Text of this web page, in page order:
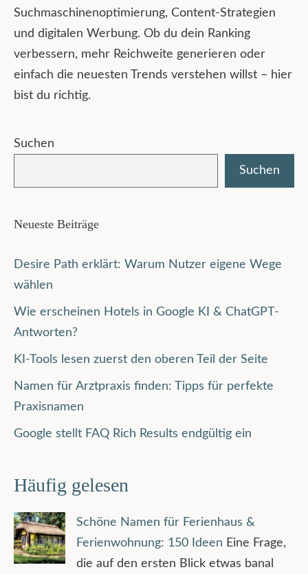
Suchmaschinenoptimierung, Content-Strategien
und digitalen Werbung. Ob du dein Ranking
verbessern, mehr Reichweite generieren oder
einfach die neuesten Trends verstehen willst – hier
bist du richtig.
Suchen
Suchen
Neueste Beiträge
Desire Path erklärt: Warum Nutzer eigene Wege
wählen
Wie erscheinen Hotels in Google KI & ChatGPT-
Antworten?
KI-Tools lesen zuerst den oberen Teil der Seite
Namen für Arztpraxis finden: Tipps für perfekte
Praxisnamen
Google stellt FAQ Rich Results endgültig ein
Häufig gelesen
Schöne Namen für Ferienhaus &
Ferienwohnung: 150 Ideen Eine Frage,
die auf den ersten Blick etwas banal